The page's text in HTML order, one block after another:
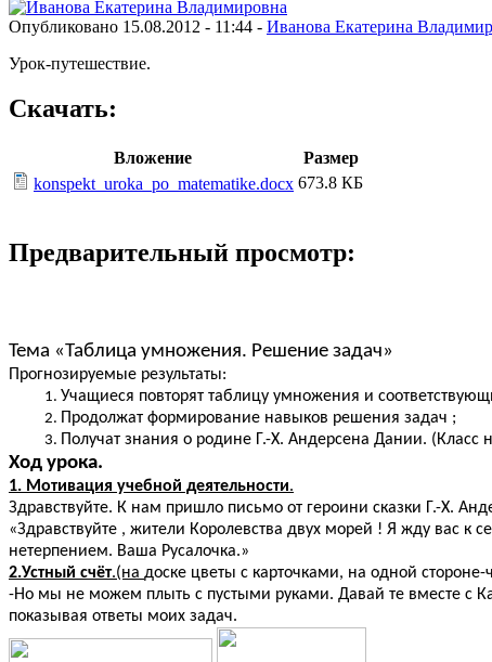
Опубликовано 15.08.2012 - 11:44 - Иванова Екатерина
Урок-путешествие.
Скачать:
Вложение
Размер
konspekt_uroka_po_matematike.docx 673.8 КБ
Предварительный просмотр:
Тема «Таблица умножения. Решение задач»
Прогнозируемые результаты:
Учащиеся повторят таблицу умножения и
Продолжат формирование навыков решения задач ;
Получат знания о родине Г.-Х. Андерсена Дании. (Класс
Ход урока.
1. Мотивация учебной деятельности.
Здравствуйте. К нам пришло письмо от героини сказки Г.-Х.
«Здравствуйте , жители Королевства двух морей ! Я жду вас к
нетерпением. Ваша Русалочка.»
2.Устный счёт.(на доске цветы с карточками, на одной
-Но мы не можем плыть с пустыми руками. Давай те вместе с
показывая ответы моих задач.